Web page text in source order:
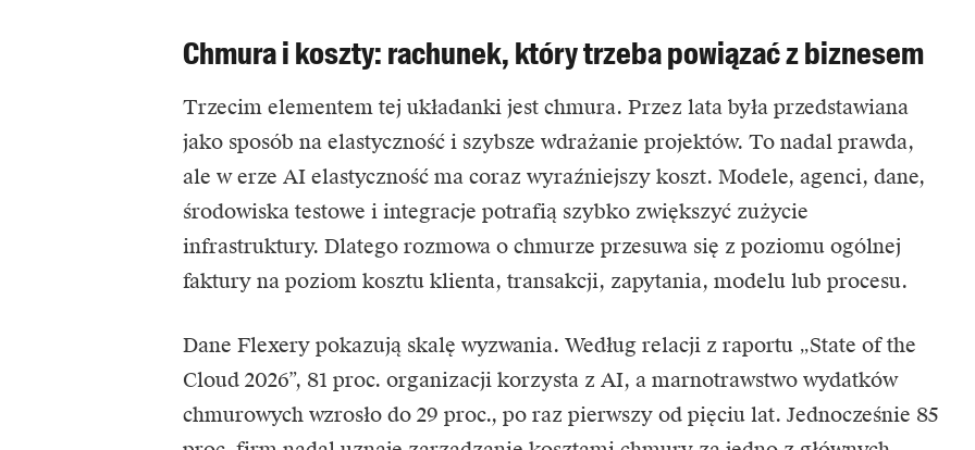
Chmura i koszty: rachunek, który trzeba powiązać z biznesem
Trzecim elementem tej układanki jest chmura. Przez lata była przedstawiana
jako sposób na elastyczność i szybsze wdrażanie projektów. To nadal prawda,
ale w erze AI elastyczność ma coraz wyraźniejszy koszt. Modele, agenci, dane,
środowiska testowe i integracje potrafią szybko zwiększyć zużycie
infrastruktury. Dlatego rozmowa o chmurze przesuwa się z poziomu ogólnej
faktury na poziom kosztu klienta, transakcji, zapytania, modelu lub procesu.
Dane Flexerypokazują skalę wyzwania. Według relacji z raportu „State of the
Cloud 2026”, 81 proc. organizacji korzysta z AI, a marnotrawstwo wydatków
chmurowych wzrosło do 29 proc., po raz pierwszy od pięciu lat. Jednocześnie 85